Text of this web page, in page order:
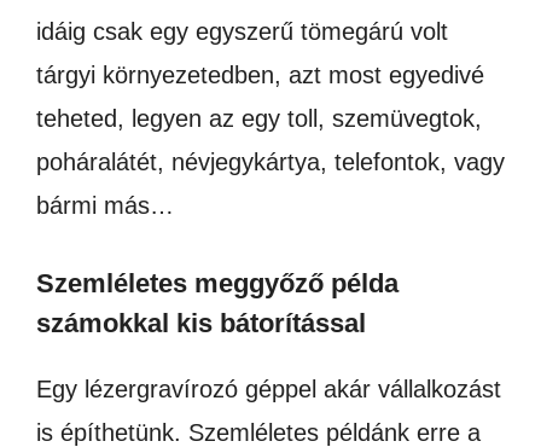
idáig csak egy egyszerű tömegárú volt
tárgyi környezetedben, azt most egyedivé
teheted, legyen az egy toll, szemüvegtok,
poháralátét, névjegykártya, telefontok, vagy
bármi más…
Szemléletes meggyőző példa
számokkal kis bátorítással
Egy lézergravírozó géppel akár vállalkozást
is építhetünk. Szemléletes példánk erre a